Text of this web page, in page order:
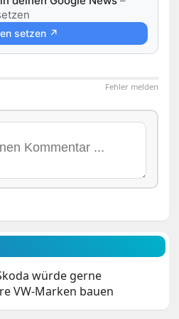
setzen ↗
Fehler melden
würde gerne
VW-Marken bauen